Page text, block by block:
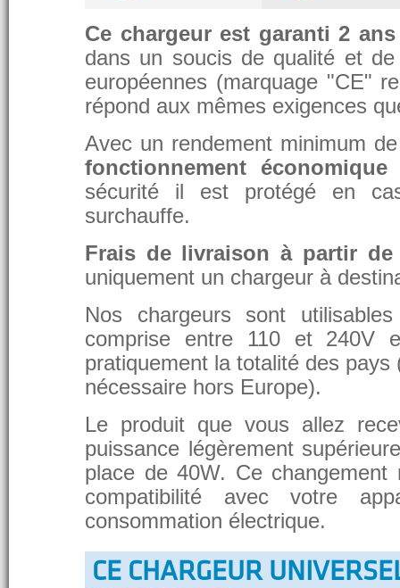
Ce chargeur est garanti 2 ans
dans un soucis de qualité et
européennes (marquage "CE"
répond aux mêmes exigences
Avec un rendement minimum
fonctionnement
sécurité il est protégé en
surchauffe.
Frais de livraison à partir de
uniquement un chargeur à
Nos chargeurs sont
comprise entre 110 et 240V
pratiquement la totalité des
nécessaire hors Europe).
Le produit que vous allez
puissance légèrement
place de 40W. Ce
compatibilité avec votre
consommation électrique.
CE CHARGEUR